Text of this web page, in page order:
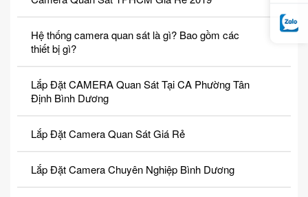
Hệ thống camera quan sát là gì? Bao gồm các
thiết bị gì?
Lắp Đặt CAMERA Quan Sát Tại CA Phường Tân
Định Bình Dương
Lắp Đặt Camera Quan Sát Giá Rẻ
Lắp Đặt Camera Chuyên Nghiệp Bình Dương